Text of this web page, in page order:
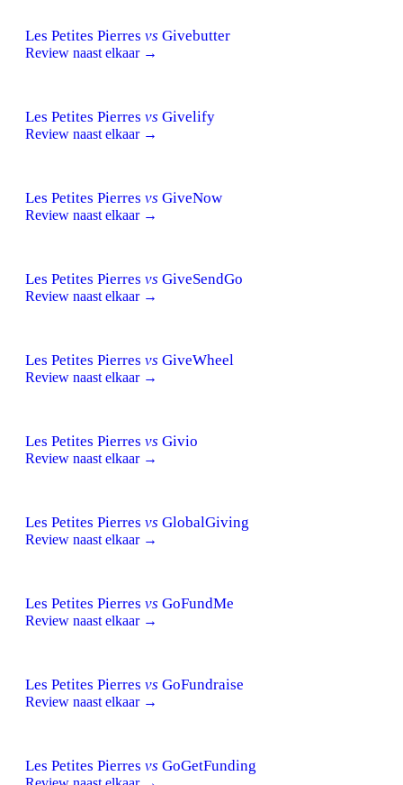
Les Petites Pierres vs Givebutter
Review naast elkaar →
Les Petites Pierres vs Givelify
Review naast elkaar →
Les Petites Pierres vs GiveNow
Review naast elkaar →
Les Petites Pierres vs GiveSendGo
Review naast elkaar →
Les Petites Pierres vs GiveWheel
Review naast elkaar →
Les Petites Pierres vs Givio
Review naast elkaar →
Les Petites Pierres vs GlobalGiving
Review naast elkaar →
Les Petites Pierres vs GoFundMe
Review naast elkaar →
Les Petites Pierres vs GoFundraise
Review naast elkaar →
Les Petites Pierres vs GoGetFunding